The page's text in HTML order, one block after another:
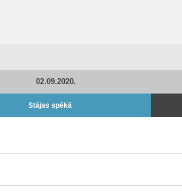
02.09.2020.
Stājas spēkā